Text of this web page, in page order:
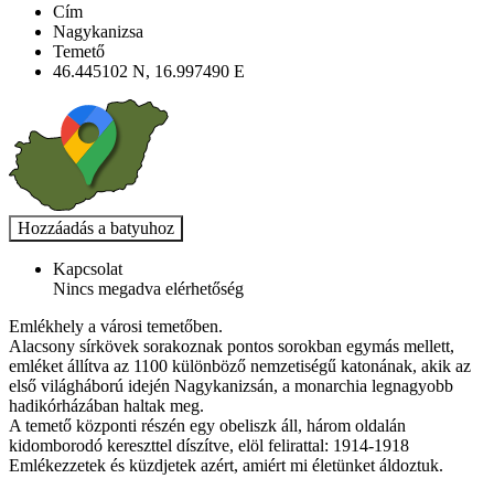
Cím
Nagykanizsa
Temető
46.445102 N, 16.997490 E
Kapcsolat
Nincs megadva elérhetőség
Emlékhely a városi temetőben.
Alacsony sírkövek sorakoznak pontos sorokban egymás mellett,
emléket állítva az 1100 különböző nemzetiségű katonának, akik az
első világháború idején Nagykanizsán, a monarchia legnagyobb
hadikórházában haltak meg.
A temető központi részén egy obeliszk áll, három oldalán
kidomborodó kereszttel díszítve, elöl felirattal: 1914-1918
Emlékezzetek és küzdjetek azért, amiért mi életünket áldoztuk.